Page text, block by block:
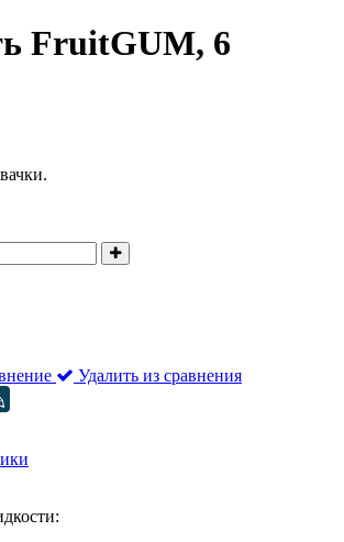
FruitGUM, 6
Удалить из сравнения